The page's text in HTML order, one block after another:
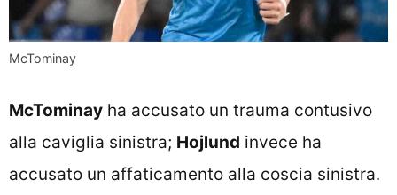
McTominay
McTominay ha accusato un trauma contusivo
alla caviglia sinistra; Hojlund invece ha
accusato un affaticamento alla coscia sinistra.